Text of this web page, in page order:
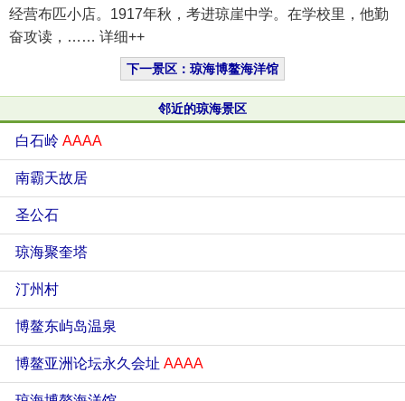
经营布匹小店。1917年秋，考进琼崖中学。在学校里，他勤
奋攻读，…… 详细++
下一景区：琼海博鳌海洋馆
邻近的琼海景区
白石岭 AAAA
南霸天故居
圣公石
琼海聚奎塔
汀州村
博鳌东屿岛温泉
博鳌亚洲论坛永久会址 AAAA